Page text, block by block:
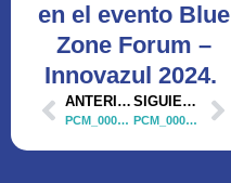
en el evento Blue
Zone Forum –
Innovazul 2024.
ANTERIOR
PCM_00041 Presentación del proyecto GREEN_MARSHES en la jornada conmemorativa del Día de la Acuicultura 2024, en la UCA
SIGUIENTE
PCM_00041 Participación del proyecto GREEN_MARSHES en la zona de talleres del evento Blue Zone Forum – Innovazul 2024